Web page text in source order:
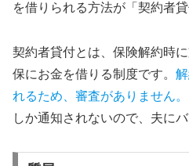
を借りられる方法が「契約者貸
契約者貸付とは、保険解約時
保にお金を借りる制度です。
れるため、審査がありません。
しか通知されないので、夫に